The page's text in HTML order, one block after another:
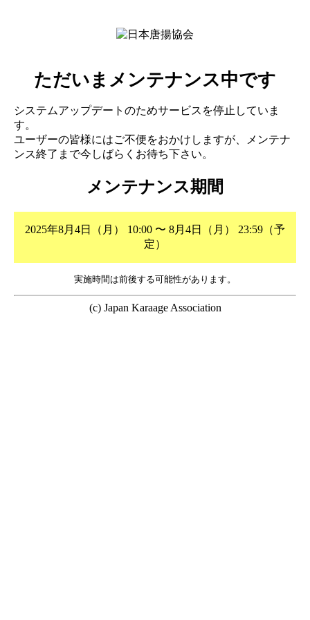
ただいまメンテナンス中です
システムアップデートのためサービスを停止していま
す。
ユーザーの皆様にはご不便をおかけしますが、メンテナ
ンス終了まで今しばらくお待ち下さい。
メンテナンス期間
2025年8月4日（月） 10:00 〜 8月4日（月） 23:59（予
定）
実施時間は前後する可能性があります。
(c) Japan Karaage Association